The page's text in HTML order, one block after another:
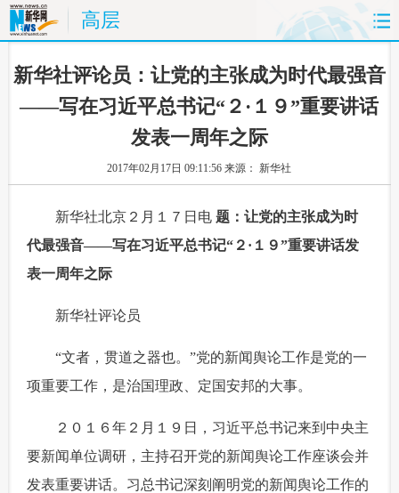
高层
首页 时政 国际 财经
娱乐 体育 人事 教育
科技 能源 房产 公司
金融 公益 军事
富媒体 摄影 新华广播
新华电视中文 新华电视英文
新华社评论员：让党的主张成为时代最强音
——写在习近平总书记“２·１９”重要讲话
发表一周年之际
2017年02月17日 09:11:56来源： 新华社
新华社北京２月１７日电 题：让党的主张成为时
代最强音——写在习近平总书记“２·１９”重要讲话发
表一周年之际
新华社评论员
“文者，贯道之器也。”党的新闻舆论工作是党的一
项重要工作，是治国理政、定国安邦的大事。
２０１６年２月１９日，习近平总书记来到中央主
要新闻单位调研，主持召开党的新闻舆论工作座谈会并
发表重要讲话。习总书记深刻阐明党的新闻舆论工作的